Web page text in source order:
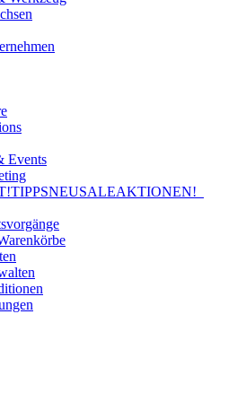
Events
TIPPSNEUSALEAKTIONEN!